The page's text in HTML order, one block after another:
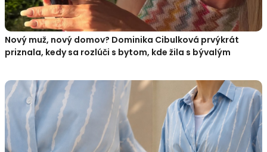
Nový muž, nový domov? Dominika Cibulková prvýkrát
priznala, kedy sa rozlúči s bytom, kde žila s bývalým